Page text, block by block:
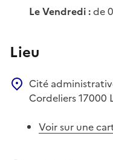
Le Vendredi :de
Lieu
Cité
Cordeliers17000
Voir sur une